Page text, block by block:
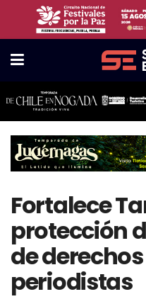
Fortalece
protección
de
periodistas